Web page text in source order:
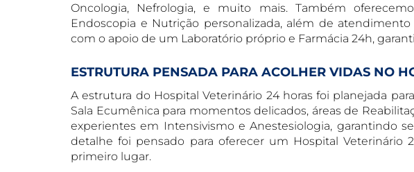
Oncologia, Nefrologia, e muito mais. Também
Endoscopia e Nutrição personalizada, além de
com o apoio de um Laboratório próprio e Farmácia 24h,
ESTRUTURA PENSADA PARA ACOLHER VIDAS NO
A estrutura do Hospital Veterinário 24 horas foi planejada
Sala Ecumênica para momentos delicados, áreas de
experientes em Intensivismo e Anestesiologia, garantindo
detalhe foi pensado para oferecer um Hospital Veterinário
primeiro lugar.